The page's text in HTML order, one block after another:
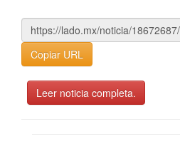
Copiar URL
Leer noticia completa.